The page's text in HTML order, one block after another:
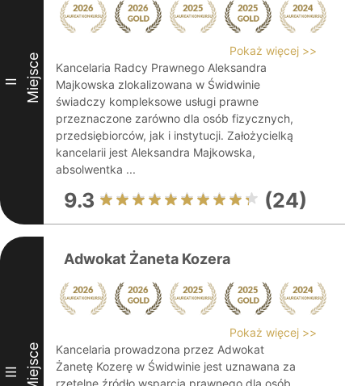
II Miejsce
Pokaż więcej >>
Kancelaria Radcy Prawnego Aleksandra
Majkowska zlokalizowana w Świdwinie
świadczy kompleksowe usługi prawne
przeznaczone zarówno dla osób fizycznych,
przedsiębiorców, jak i instytucji. Założycielką
kancelarii jest Aleksandra Majkowska,
absolwentka ...
9.3 (24)
III Miejsce
Adwokat Żaneta Kozera
Pokaż więcej >>
Kancelaria prowadzona przez Adwokat
Żanetę Kozerę w Świdwinie jest uznawana za
rzetelne źródło wsparcia prawnego dla osób